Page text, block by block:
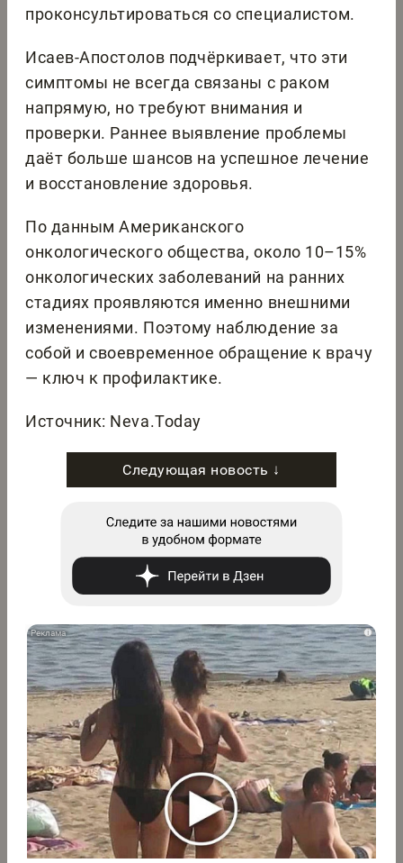
проконсультироваться со специалистом.
Исаев‑Апостолов подчёркивает, что эти
симптомы не всегда связаны с раком
напрямую, но требуют внимания и
проверки. Раннее выявление проблемы
даёт больше шансов на успешное лечение
и восстановление здоровья.
По данным Американского
онкологического общества, около 10–15%
онкологических заболеваний на ранних
стадиях проявляются именно внешними
изменениями. Поэтому наблюдение за
собой и своевременное обращение к врачу
— ключ к профилактике.
Источник: Neva.Today
Следующая новость ↓
i